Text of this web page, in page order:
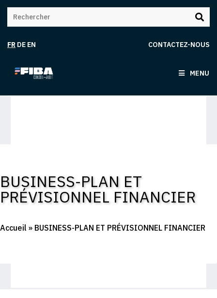
FR DE EN CONTACTEZ-NOUS
MENU
BUSINESS-PLAN ET
PRÉVISIONNEL FINANCIER
Accueil » BUSINESS-PLAN ET PRÉVISIONNEL FINANCIER